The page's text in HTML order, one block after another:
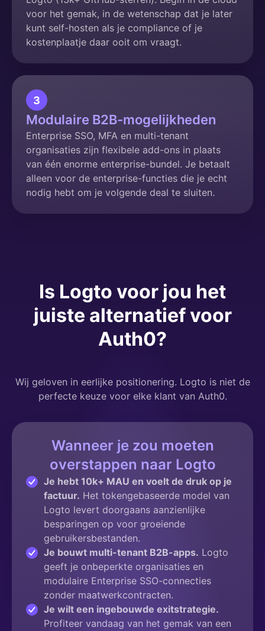
voor het gemak, in de wetenschap dat je later
kunt self-hosten als je compliance of je
kostenplaatje daar ooit om vraagt.
3
Modulaire B2B-mogelijkheden
Enterprise SSO, MFA en multi-tenant
organisaties zijn flexibele add-ons in plaats
van één enorme enterprise-bundel. Je betaalt
alleen voor de enterprise-functies die je echt
nodig hebt om je volgende deal te sluiten.
Is Logto voor jou het
juiste alternatief voor
Auth0?
Wij geloven in eerlijke positionering. Logto is niet de
perfecte keuze voor elke klant van Auth0.
Wanneer je zou moeten
overstappen naar Logto
Je hebt 10k+ MAU en voelt de druk op je
factuur. Het tokengebaseerde model van
Logto levert doorgaans aanzienlijke
besparingen op voor groeiende
gebruikersbestanden.
Je bouwt multi-tenant B2B-apps. Logto
geeft je onbeperkte organisaties en
modulaire Enterprise SSO-connecties
zonder maatwerkcontracten.
Je wilt een ingebouwde exitstrategie.
Profiteer vandaag van het gemak van een